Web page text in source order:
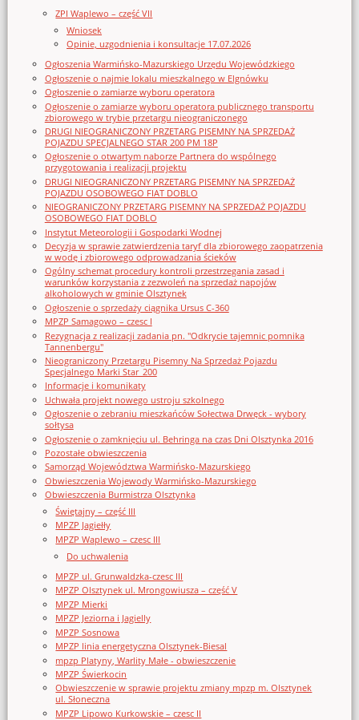
ZPI Waplewo – część VII
Wniosek
Opinie, uzgodnienia i konsultacje 17.07.2026
Ogłoszenia Warmińsko-Mazurskiego Urzędu Wojewódzkiego
Ogłoszenie o najmie lokalu mieszkalnego w Elgnówku
Ogłoszenie o zamiarze wyboru operatora
Ogłoszenie o zamiarze wyboru operatora publicznego transportu
zbiorowego w trybie przetargu nieograniczonego
DRUGI NIEOGRANICZONY PRZETARG PISEMNY NA SPRZEDAŻ
POJAZDU SPECJALNEGO STAR 200 PM 18P
Ogłoszenie o otwartym naborze Partnera do wspólnego
przygotowania i realizacji projektu
DRUGI NIEOGRANICZONY PRZETARG PISEMNY NA SPRZEDAŻ
POJAZDU OSOBOWEGO FIAT DOBLO
NIEOGRANICZONY PRZETARG PISEMNY NA SPRZEDAŻ POJAZDU
OSOBOWEGO FIAT DOBLO
Instytut Meteorologii i Gospodarki Wodnej
Decyzja w sprawie zatwierdzenia taryf dla zbiorowego zaopatrzenia
w wodę i zbiorowego odprowadzania ścieków
Ogólny schemat procedury kontroli przestrzegania zasad i
warunków korzystania z zezwoleń na sprzedaż napojów
alkoholowych w gminie Olsztynek
Ogłoszenie o sprzedaży ciągnika Ursus C-360
MPZP Samagowo – czesc I
Rezygnacja z realizacji zadania pn. "Odkrycie tajemnic pomnika
Tannenbergu"
Nieograniczony Przetargu Pisemny Na Sprzedaż Pojazdu
Specjalnego Marki Star_200
Informacje i komunikaty
Uchwała projekt nowego ustroju szkolnego
Ogłoszenie o zebraniu mieszkańców Sołectwa Drwęck - wybory
sołtysa
Ogłoszenie o zamknięciu ul. Behringa na czas Dni Olsztynka 2016
Pozostałe obwieszczenia
Samorząd Województwa Warmińsko-Mazurskiego
Obwieszczenia Wojewody Warmińsko-Mazurskiego
Obwieszczenia Burmistrza Olsztynka
Świętajny – część III
MPZP Jagiełły
MPZP Waplewo – czesc III
Do uchwalenia
MPZP ul. Grunwaldzka-czesc III
MPZP Olsztynek ul. Mrongowiusza – część V
MPZP Mierki
MPZP Jeziorna i Jagielly
MPZP Sosnowa
MPZP linia energetyczna Olsztynek-Biesal
mpzp Platyny, Warlity Małe - obwieszczenie
MPZP Świerkocin
Obwieszczenie w sprawie projektu zmiany mpzp m. Olsztynek
ul. Słoneczna
MPZP Lipowo Kurkowskie – czesc II